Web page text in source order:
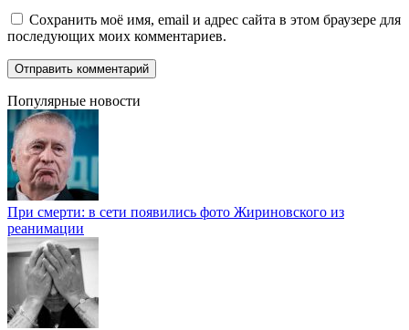
Сохранить моё имя, email и адрес сайта в этом браузере для
последующих моих комментариев.
Популярные новости
При смерти: в сети появились фото Жириновского из
реанимации